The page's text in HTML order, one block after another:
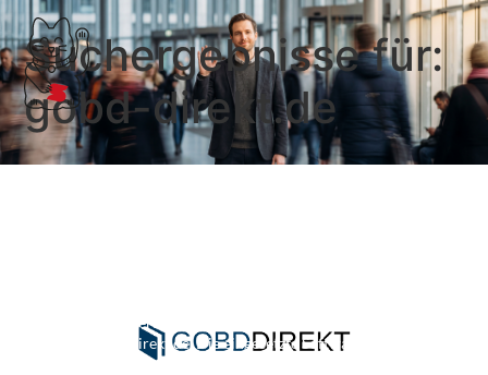
Suchergebnisse für:
gobd-direkt.de
für Steuerberatungskanzleien. Das ist das Angebot
von gobd-direkt.de. Die eingesetzte Software stammt
zudem aus der Unternehmensberatung und bringt